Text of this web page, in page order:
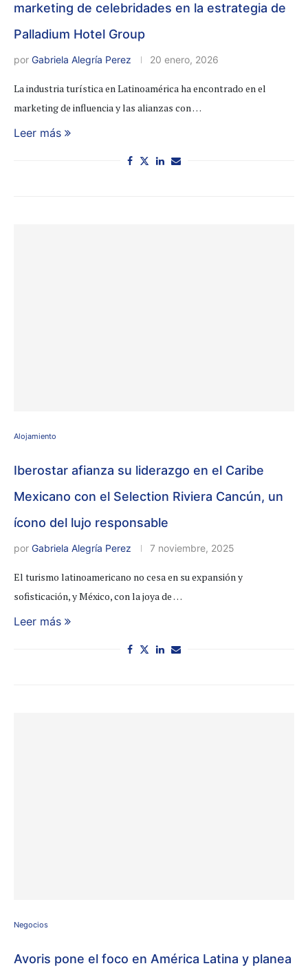
marketing de celebridades en la estrategia de
Palladium Hotel Group
por Gabriela Alegría Perez 20 enero, 2026
La industria turística en Latinoamérica ha encontrado en el
marketing de influencia y las alianzas con …
Leer más
Alojamiento
Iberostar afianza su liderazgo en el Caribe
Mexicano con el Selection Riviera Cancún, un
ícono del lujo responsable
por Gabriela Alegría Perez 7 noviembre, 2025
El turismo latinoamericano no cesa en su expansión y
sofisticación, y México, con la joya de …
Leer más
Negocios
Avoris pone el foco en América Latina y planea